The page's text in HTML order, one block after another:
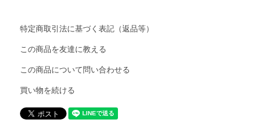
特定商取引法に基づく表記（返品等）
この商品を友達に教える
この商品について問い合わせる
買い物を続ける